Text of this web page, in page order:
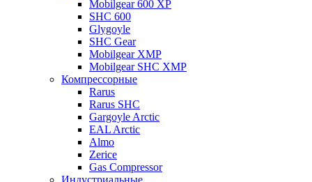
Mobilgear 600 XP
SHC 600
Glygoyle
SHC Gear
Mobilgear XMP
Mobilgear SHC XMP
Компрессорные
Rarus
Rarus SHC
Gargoyle Arctic
EAL Arctic
Almo
Zerice
Gas Compressor
Индустриальные